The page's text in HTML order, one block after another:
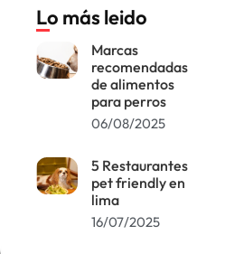
Lo más leido
Marcas
recomendadas
de alimentos
para perros
06/08/2025
5 Restaurantes
pet friendly en
lima
16/07/2025